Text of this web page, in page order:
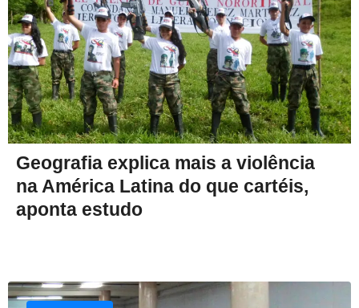
Geografia explica mais a violência
na América Latina do que cartéis,
aponta estudo